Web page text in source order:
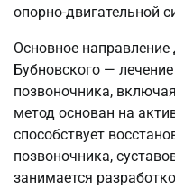
опорно-двигательной
Основное
Бубновского —
позвоночника,
метод основан на
способствует
позвоночника,
занимается